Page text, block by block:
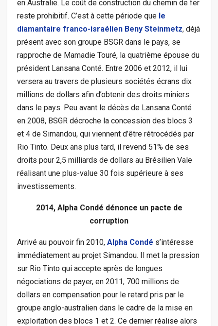
en Australie. Le coût de construction du chemin de fer
reste prohibitif. C’est à cette période que le
diamantaire franco-israélien Beny Steinmetz, déjà
présent avec son groupe BSGR dans le pays, se
rapproche de Mamadie Touré, la quatrième épouse du
président Lansana Conté. Entre 2006 et 2012, il lui
versera au travers de plusieurs sociétés écrans dix
millions de dollars afin d’obtenir des droits miniers
dans le pays. Peu avant le décès de Lansana Conté
en 2008, BSGR décroche la concession des blocs 3
et 4 de Simandou, qui viennent d’être rétrocédés par
Rio Tinto. Deux ans plus tard, il revend 51% de ses
droits pour 2,5 milliards de dollars au Brésilien Vale
réalisant une plus-value 30 fois supérieure à ses
investissements.
2014, Alpha Condé dénonce un pacte de
corruption
Arrivé au pouvoir fin 2010, Alpha Condé s’intéresse
immédiatement au projet Simandou. Il met la pression
sur Rio Tinto qui accepte après de longues
négociations de payer, en 2011, 700 millions de
dollars en compensation pour le retard pris par le
groupe anglo-australien dans le cadre de la mise en
exploitation des blocs 1 et 2. Ce dernier réalise alors